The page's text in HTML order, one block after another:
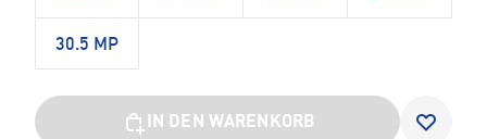
30.5 MP
IN DEN WARENKORB